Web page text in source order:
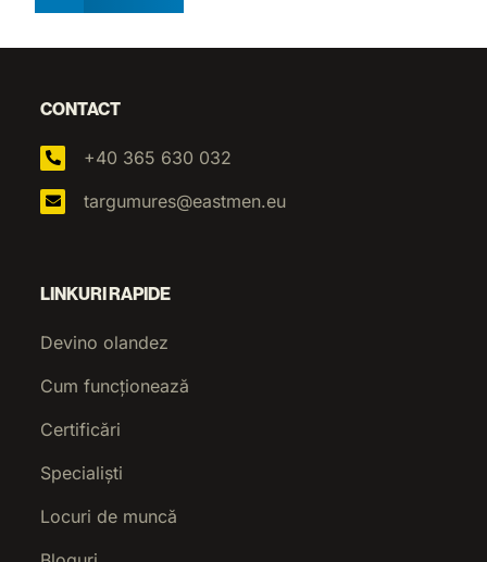
CONTACT
+40 365 630 032
targumures@eastmen.eu
LINKURI RAPIDE
Devino olandez
Cum funcționează
Certificări
Specialiști
Locuri de muncă